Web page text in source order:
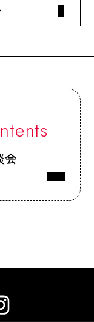
ワークラ
意識して
必要があるか
レワーク環
々のお問い合
題に対しIT
提案をおこな
の利益を生む
ためにはどう
にチームで
。
会